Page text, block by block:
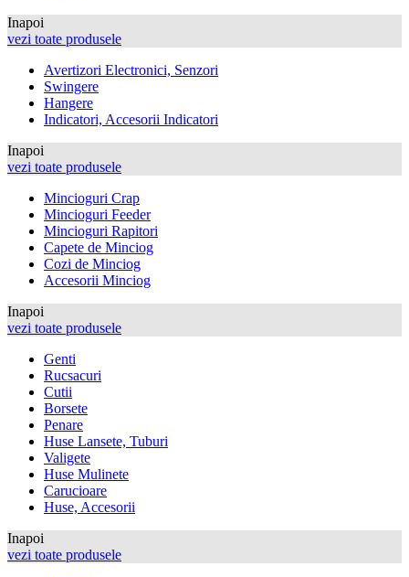
Inapoi
vezi toate produsele
Avertizori Electronici, Senzori
Swingere
Hangere
Indicatori, Accesorii Indicatori
Inapoi
vezi toate produsele
Mincioguri Crap
Mincioguri Feeder
Mincioguri Rapitori
Capete de Minciog
Cozi de Minciog
Accesorii Minciog
Inapoi
vezi toate produsele
Genti
Rucsacuri
Cutii
Borsete
Penare
Huse Lansete, Tuburi
Valigete
Huse Mulinete
Carucioare
Huse, Accesorii
Inapoi
vezi toate produsele